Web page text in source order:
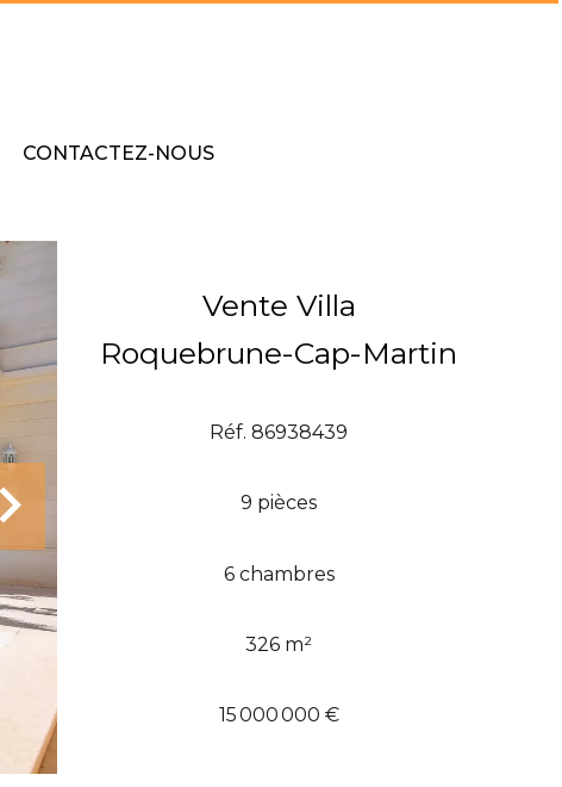
CONTACTEZ-NOUS
Vente Villa
Roquebrune-Cap-Martin
Réf. 86938439
9 pièces
6 chambres
326 m²
15 000 000 €